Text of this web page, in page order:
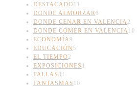
DESTACADO 11
DONDE ALMORZAR6
DONDE CENAR EN VALENCIA 2
DONDE COMER EN VALENCIA 10
ECONOMÍA9
EDUCACIÓN 5
EL TIEMPO 2
EXPOSICIONES 1
FALLAS84
FANTASMAS 10